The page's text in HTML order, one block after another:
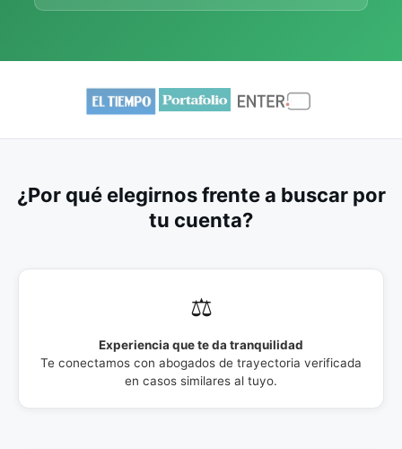
¿Por qué elegirnos frente a buscar por
tu cuenta?
⚖️
Experiencia que te da tranquilidad
Te conectamos con abogados de trayectoria verificada
en casos similares al tuyo.